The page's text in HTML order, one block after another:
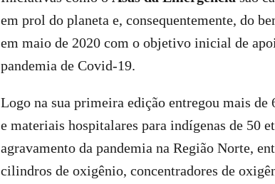
em prol do planeta e, consequentemente, do
em maio de 2020 com o objetivo inicial de
pandemia de Covid-19.
Logo na sua primeira edição entregou mais
e materiais hospitalares para indígenas de 50
agravamento da pandemia na Região Norte,
cilindros de oxigênio, concentradores de